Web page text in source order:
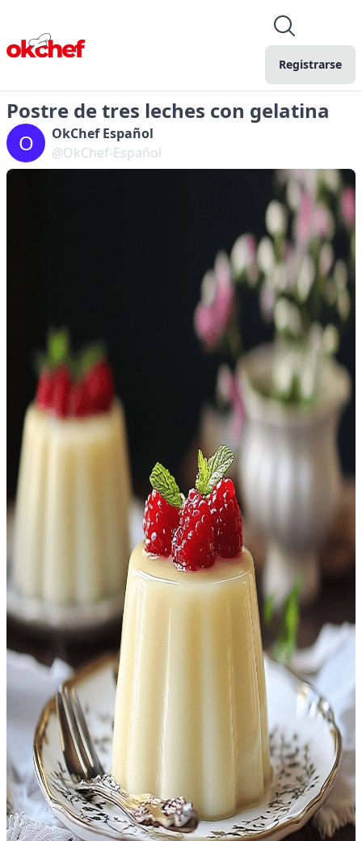
Registrarse
Postre de tres leches con gelatina
O
OkChef Español
@OkChef-Español